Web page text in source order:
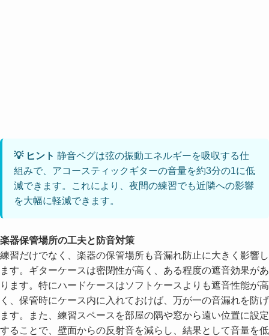
💡 ヒント 静音ペグは弦の振動エネルギーを吸収する仕
組みで、アコースティックギターの音量を約3分の1に低
減できます。これにより、夜間の練習でも近隣への影響
を大幅に軽減できます。
楽器保管場所の工夫と防音対策
練習だけでなく、楽器の保管場所も音漏れ防止に大きく影響し
ます。ギターケースは密閉性が高く、ある程度の遮音効果があ
ります。特にハードケースはソフトケースよりも遮音性能が高
く、保管時にケース内に入れておけば、万が一の音漏れを防げ
ます。また、練習スペースを部屋の隅や窓から遠い位置に設定
することで、壁面からの反射音を減らし、結果として音量を低